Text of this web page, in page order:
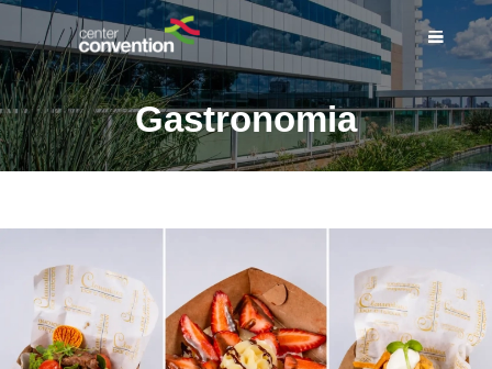
Gastronomia
SERVIÇOS
EVENTOS
BLOG DO CENTER